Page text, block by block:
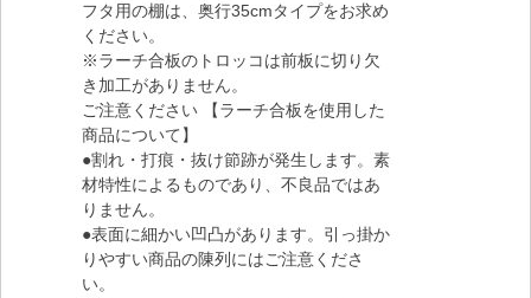
フタ用の棚は、奥行35cmタイプをお求め
ください。
※ラーチ合板のトロッコは前板に切り欠
き加工がありません。
ご注意ください 【ラーチ合板を使用した
商品について】
●割れ・打痕・抜け節跡が発生します。素
材特性によるものであり、不良品ではあ
りません。
●表面に細かい凹凸があります。引っ掛か
りやすい商品の陳列にはご注意くださ
い。